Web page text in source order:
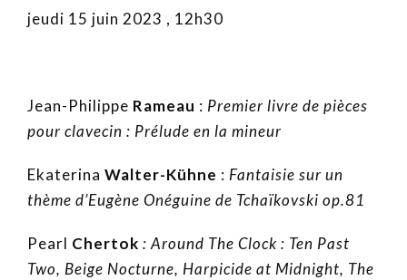
jeudi 15 juin 2023 , 12h30
Jean-Philippe Rameau : Premier livre de pièces
pour clavecin : Prélude en la mineur
Ekaterina Walter-Kühne : Fantaisie sur un
thème d’Eugène Onéguine de Tchaïkovski op.81
Pearl Chertok : Around The Clock : Ten Past
Two, Beige Nocturne, Harpicide at Midnight, The